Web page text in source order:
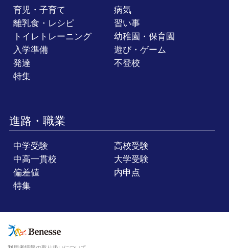
育児・子育て
病気
離乳食・レシピ
習い事
トイレトレーニング
幼稚園・保育園
入学準備
遊び・ゲーム
発達
不登校
特集
進路・職業
中学受験
高校受験
中高一貫校
大学受験
偏差値
内申点
特集